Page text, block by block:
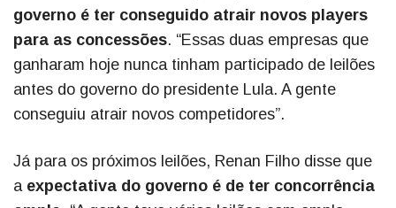
governo é ter conseguido atrair novos players
para as concessões. “Essas duas empresas que
ganharam hoje nunca tinham participado de leilões
antes do governo do presidente Lula. A gente
conseguiu atrair novos competidores”.
Já para os próximos leilões, Renan Filho disse que
a expectativa do governo é de ter concorrência